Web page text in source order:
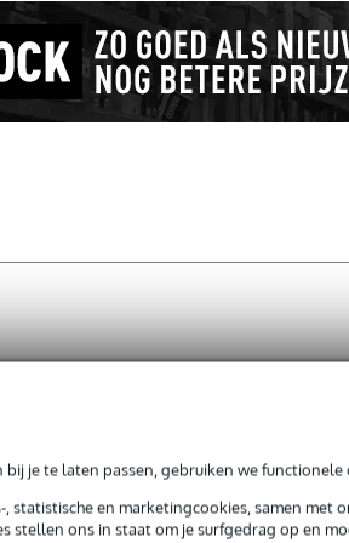
je te laten passen, gebruiken we functionele
en marketingcookies, samen met
stellen ons in staat om je surfgedrag op en